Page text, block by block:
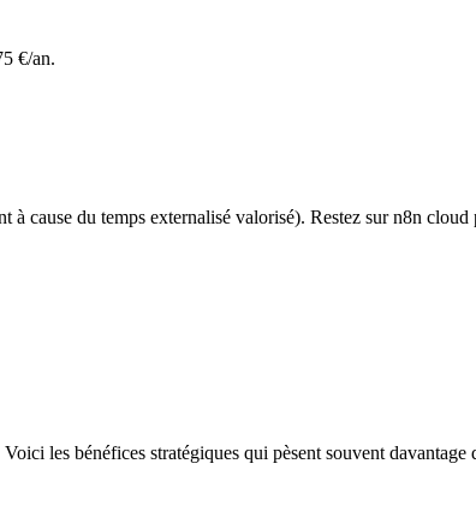
€/an.
cause du temps externalisé valorisé). Restez sur n8n
les bénéfices stratégiques qui pèsent souvent davantage